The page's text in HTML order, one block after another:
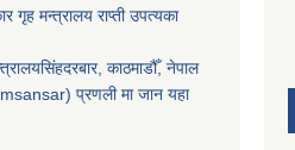
गृह मन्त्रालय राप्ती उपत्यका
काठमाडौँ, नेपाल
प्रणली मा जान यहा